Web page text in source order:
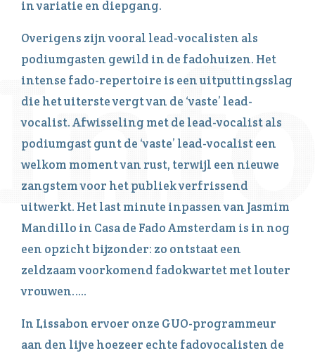
in variatie en diepgang.
Overigens zijn vooral lead-vocalisten als
podiumgasten gewild in de fadohuizen. Het
intense fado-repertoire is een uitputtingsslag
die het uiterste vergt van de ‘vaste’ lead-
vocalist. Afwisseling met de lead-vocalist als
podiumgast gunt de ‘vaste’ lead-vocalist een
welkom moment van rust, terwijl een nieuwe
zangstem voor het publiek verfrissend
uitwerkt. Het last minute inpassen van Jasmim
Mandillo in Casa de Fado Amsterdam is in nog
een opzicht bijzonder: zo ontstaat een
zeldzaam voorkomend fadokwartet met louter
vrouwen…..
In Lissabon ervoer onze GUO-programmeur
aan den lijve hoezeer echte fadovocalisten de